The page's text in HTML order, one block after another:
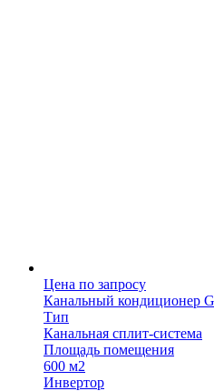
Цена по запросу
Канальный кондиционер
Тип
Канальная сплит-система
Площадь помещения
600 м2
Инвертор